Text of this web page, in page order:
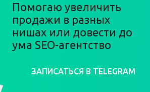
Помогаю увеличить
продажи в разных
нишах или довести до
ума SEO-агентство
ЗАПИСАТЬСЯ В TELEGRAM